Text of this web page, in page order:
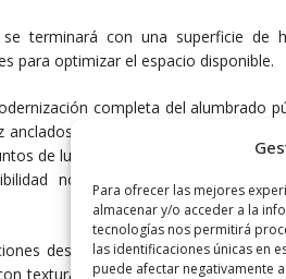
Para ofrecer las mejores
almacenar y/o acceder a la
tecnologías nos permitirá
las identificaciones únicas en
puede afectar negativamente
terminará con una superficie de
para optimizar el espacio disponible.
completa del alumbrado
a las fachadas para instalar
de luz se ubicarán sobre columnas
nocturna y garantizar una
destinadas a mejorar la
texturas en los pasos de peatones